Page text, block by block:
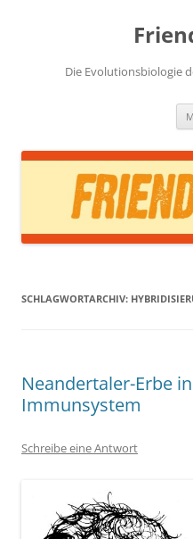
Die Evolutionsbiologie
SCHLAGWORTARCHIV:
Neandertaler-Erbe
Immunsystem
Schreibe eine Antwort